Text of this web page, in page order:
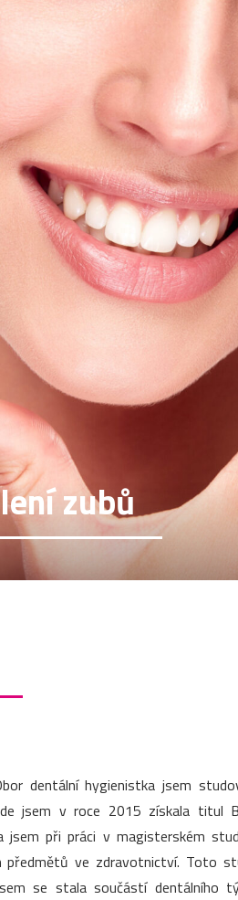
zubů
dentální hygienistka jsem
jsem v roce 2015 získala titul
jsem při práci v magisterském
předmětů ve zdravotnictví. Toto
se stala součástí dentálního